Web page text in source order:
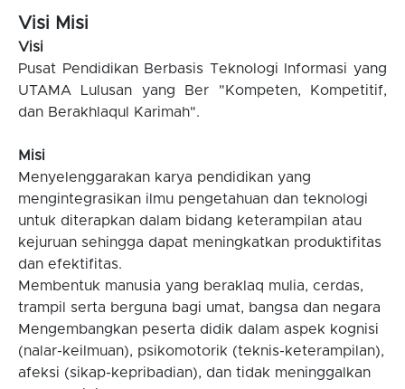
Visi Misi
Visi
Pusat Pendidikan Berbasis Teknologi Informasi yang
UTAMA Lulusan yang Ber "Kompeten, Kompetitif,
dan Berakhlaqul Karimah".
Misi
Menyelenggarakan karya pendidikan yang
mengintegrasikan ilmu pengetahuan dan teknologi
untuk diterapkan dalam bidang keterampilan atau
kejuruan sehingga dapat meningkatkan produktifitas
dan efektifitas.
Membentuk manusia yang beraklaq mulia, cerdas,
trampil serta berguna bagi umat, bangsa dan negara
Mengembangkan peserta didik dalam aspek kognisi
(nalar-keilmuan), psikomotorik (teknis-keterampilan),
afeksi (sikap-kepribadian), dan tidak meninggalkan